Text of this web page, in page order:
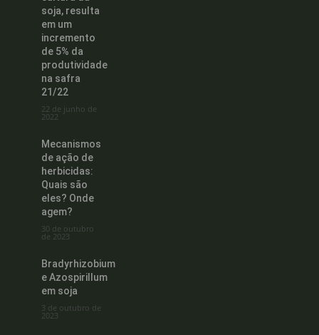
soja, resulta
em um
incremento
de 5% da
produtividade
na safra
21/22
22 de junho de
2022
Mecanismos
de ação de
herbicidas:
Quais são
eles? Onde
agem?
30 de outubro
de 2023
Bradyrhizobium
e Azospirillum
em soja
3 de outubro de
2023